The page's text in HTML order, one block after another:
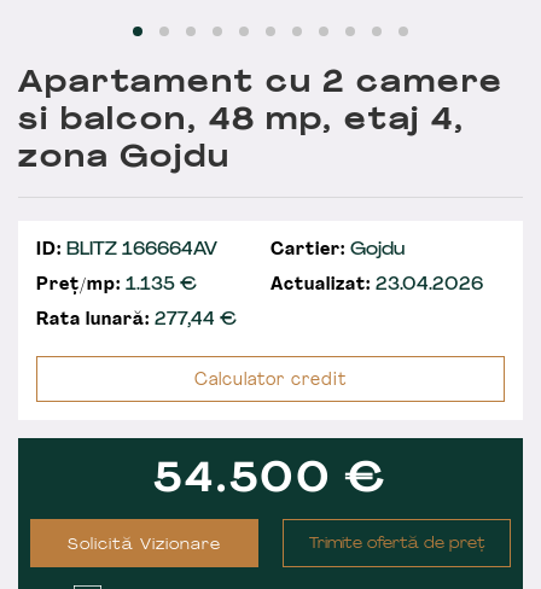
Apartament cu 2 camere
si balcon, 48 mp, etaj 4,
zona Gojdu
ID: BLITZ 166664AV Cartier: Gojdu
Preț/mp: 1.135 € Actualizat: 23.04.2026
Rata lunară: 277,44 €
Calculator credit
54.500 €
Solicită Vizionare Trimite ofertă de preț